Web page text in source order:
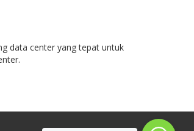
data center yang tepat untuk